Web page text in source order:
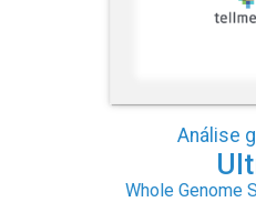
Análise
Whole Genome